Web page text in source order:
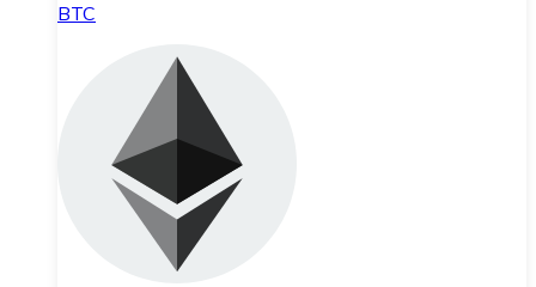
BTC